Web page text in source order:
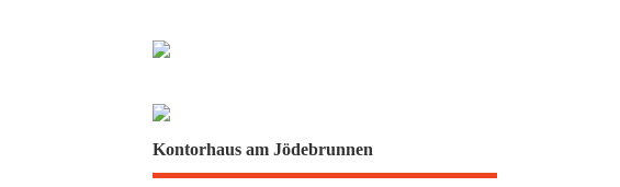
Kontorhaus am Jödebrunnen